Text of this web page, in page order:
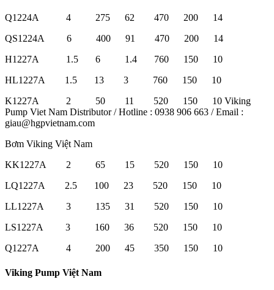
Q1224A 4 275 62 470 200 14
QS1224A 6 400 91 470 200 14
H1227A 1.5 6 1.4 760 150 10
HL1227A 1.5 13 3 760 150 10
K1227A 2 50 11 520 150 10 Viking
Pump Viet Nam Distributor / Hotline : 0938 906 663 / Email :
giau@hgpvietnam.com
Bơm Viking Việt Nam
KK1227A 2 65 15 520 150 10
LQ1227A 2.5 100 23 520 150 10
LL1227A 3 135 31 520 150 10
LS1227A 3 160 36 520 150 10
Q1227A 4 200 45 350 150 10
Viking Pump Việt Nam